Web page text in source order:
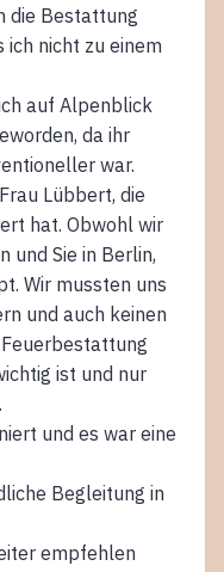
die Bestattung
ich nicht zu einem
auf Alpenblick
da ihr
war.
Lübbert, die
hat. Obwohl wir
und Sie in Berlin,
Wir mussten uns
und auch keinen
ist und nur
und es war eine
Begleitung in
empfehlen